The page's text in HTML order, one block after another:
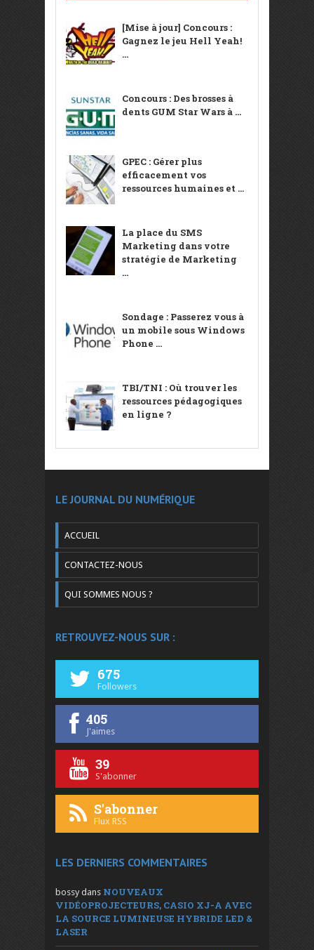
[Mise à jour] Concours :
Gagnez le jeu Hell Yeah!
...
Concours : Des brosses à
dents GUM Star Wars à ...
GPEC : Gérer plus
efficacement vos
ressources humaines et ...
La place du SMS
Marketing dans votre
stratégie de Marketing
...
Sondage : Passerez vous à
un mobile sous Windows
Phone ...
TBI/TNI : Où trouver les
ressources pédagogiques
en ligne ?
LE JOURNAL DU NUMÉRIQUE
ACCUEIL
CONTACTEZ-NOUS
QUI SOMMES NOUS ?
RETROUVEZ-NOUS SUR :
675
Followers
405
J'aimes
39
S'abonner
S'abonner
Flux RSS
LES DERNIERS COMMENTAIRES
bossy dans NOUVEAUX
VIDÉOPROJECTEURS, CASIO XJ-A AVEC
LA SOURCE LUMINEUSE HYBRIDE LED &
LASER